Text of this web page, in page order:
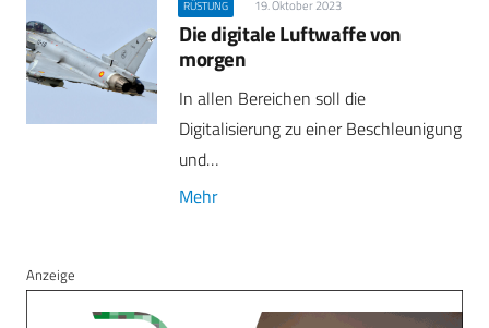
RÜSTUNG 19. Oktober 2023
Die digitale Luftwaffe von
morgen
In allen Bereichen soll die
Digitalisierung zu einer Beschleunigung
und…
Mehr
Anzeige